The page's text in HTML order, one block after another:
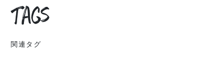
Tags
関連タグ